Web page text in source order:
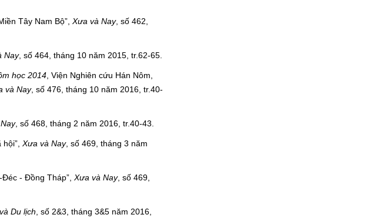
Tây Nam Bộ”, Xưa và Nay, số 462,
Nay, số 464, tháng 10 năm 2015, tr.62-65.
học 2014 , Viện Nghiên cứu Hán Nôm,
và Nay, số 476, tháng 10 năm 2016, tr.40-
, số 468, tháng 2 năm 2016, tr.40-43.
Xưa và Nay, số 469, tháng 3 năm
- Đồng Tháp”, Xưa và Nay, số 469,
Du lịch , số 2&3, tháng 3&5 năm 2016,